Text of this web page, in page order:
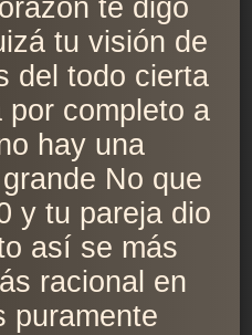
te digo
tu visión de
del todo cierta
completo a
hay una
No que
y tu pareja dio
así se más
racional en
puramente